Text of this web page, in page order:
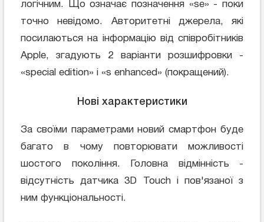
логічним. Що означає позначення «se» - поки
точно невідомо. Авторитетні джерела, які
посилаються на інформацію від співробітників
Apple, згадують 2 варіанти розшифровки -
«special edition» і «s enhanced» (покращений).
Нові характеристики
За своїми параметрами новий смартфон буде
багато в чому повторювати можливості
шостого покоління. Головна відмінність -
відсутність датчика 3D Touch і пов'язаної з
ним функціональності.